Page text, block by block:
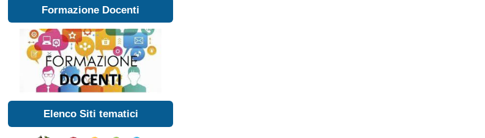
Formazione Docenti
Elenco Siti tematici